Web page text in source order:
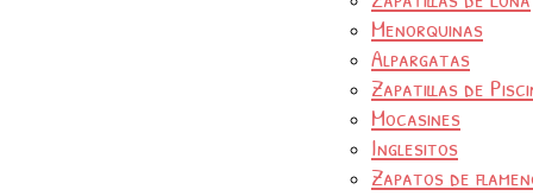
Menorquinas
Alpargatas
Zapatillas de
Mocasines
Inglesitos
Zapatos de